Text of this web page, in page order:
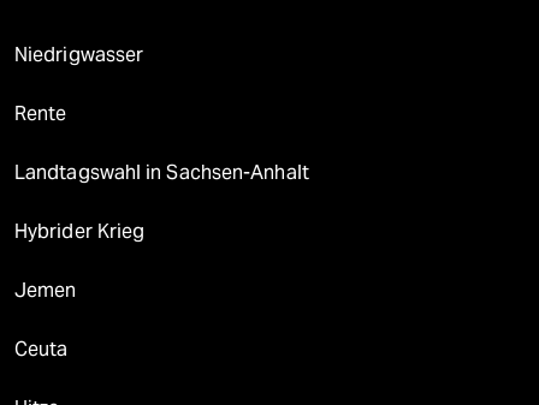
Niedrigwasser
Rente
Landtagswahl in Sachsen-Anhalt
Hybrider Krieg
Jemen
Ceuta